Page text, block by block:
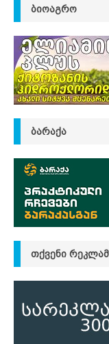
ᲑᲘᲝᲐᲒᲠᲝ
ᲑᲐᲠᲐᲥᲐ
ᲗᲥᲕᲔᲜᲘ